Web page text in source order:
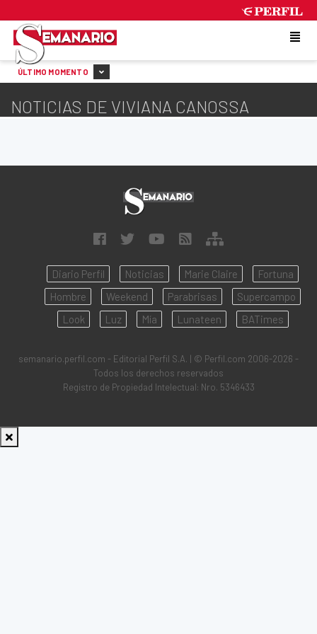
ÚLTIMO MOMENTO
NOTICIAS DE VIVIANA CANOSSA
Diario Perfil Noticias Marie Claire
Fortuna
Hombre
Weekend Parabrisas
Supercampo
Look
Luz Mía Lunateen BATimes
semanario.perfil.com - Editorial Perfil S.A. | © Perfil.com 2006-2026 -
Todos los derechos reservados
Registro de Propiedad Intelectual: Nro. 5346433